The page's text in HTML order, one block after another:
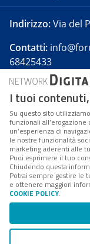
Indirizzo:Via del
Contatti:
68425433
Forumpa.itè
presso Registro
Reg. n. 182 del 2
FPA s.r.l.
Coordinamento
è un'azienda
Codice Fiscale/
I tuoi
Su questo sito
funzionali
un’esperienza di
le nostre funzionalità
marketing aderenti alle
Puoi esprimere il tuo
Chiudendo questa
Potrai sempre gestire le
e ottenere maggiori
COOKIE POLICY.